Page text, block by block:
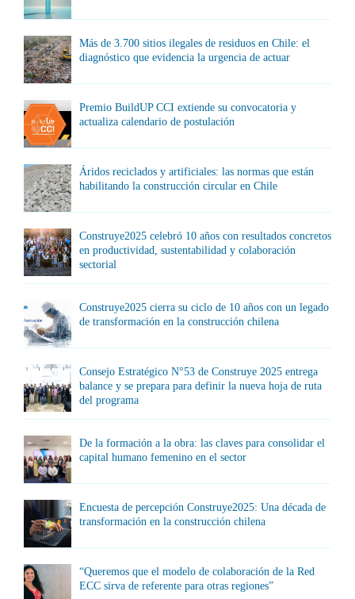
Más de 3.700 sitios ilegales de residuos en Chile: el
diagnóstico que evidencia la urgencia de actuar
Premio BuildUP CCI extiende su convocatoria y
actualiza calendario de postulación
Áridos reciclados y artificiales: las normas que están
habilitando la construcción circular en Chile
Construye2025 celebró 10 años con resultados concretos
en productividad, sustentabilidad y colaboración
sectorial
Construye2025 cierra su ciclo de 10 años con un legado
de transformación en la construcción chilena
Consejo Estratégico N°53 de Construye 2025 entrega
balance y se prepara para definir la nueva hoja de ruta
del programa
De la formación a la obra: las claves para consolidar el
capital humano femenino en el sector
Encuesta de percepción Construye2025: Una década de
transformación en la construcción chilena
“Queremos que el modelo de colaboración de la Red
ECC sirva de referente para otras regiones”